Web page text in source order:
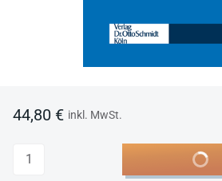
44,80 € inkl. MwSt.
Anzahl In den